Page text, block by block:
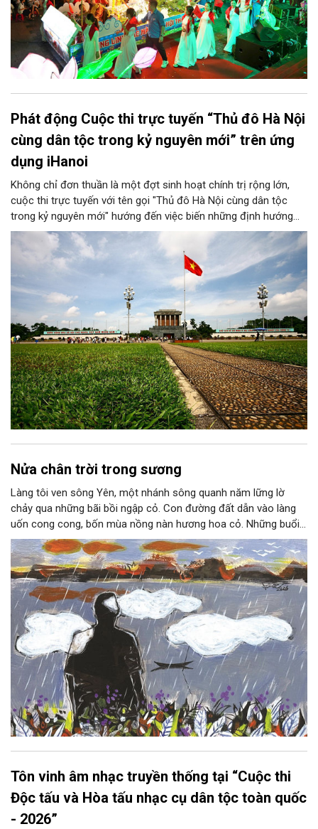
Phát động Cuộc thi trực tuyến “Thủ đô Hà Nội
cùng dân tộc trong kỷ nguyên mới” trên ứng
dụng iHanoi
Không chỉ đơn thuần là một đợt sinh hoạt chính trị rộng lớn,
cuộc thi trực tuyến với tên gọi "Thủ đô Hà Nội cùng dân tộc
trong kỷ nguyên mới" hướng đến việc biến những định hướng
chiến lược trong Nghị quyết số 02-NQ/TW của Bộ Chính trị
thành niềm tin, thành nhận thức chung của mỗi người dân.
Nửa chân trời trong sương
Làng tôi ven sông Yên, một nhánh sông quanh năm lững lờ
chảy qua những bãi bồi ngập cỏ. Con đường đất dẫn vào làng
uốn cong cong, bốn mùa nồng nàn hương hoa cỏ. Những buổi
hoàng hôn, khi nắng đã dịu xuống phía cuối sông, đám hoa tím
lại thẫm màu như có ai vừa rắc lên một lớp khói.
Tôn vinh âm nhạc truyền thống tại “Cuộc thi
Độc tấu và Hòa tấu nhạc cụ dân tộc toàn quốc
- 2026”